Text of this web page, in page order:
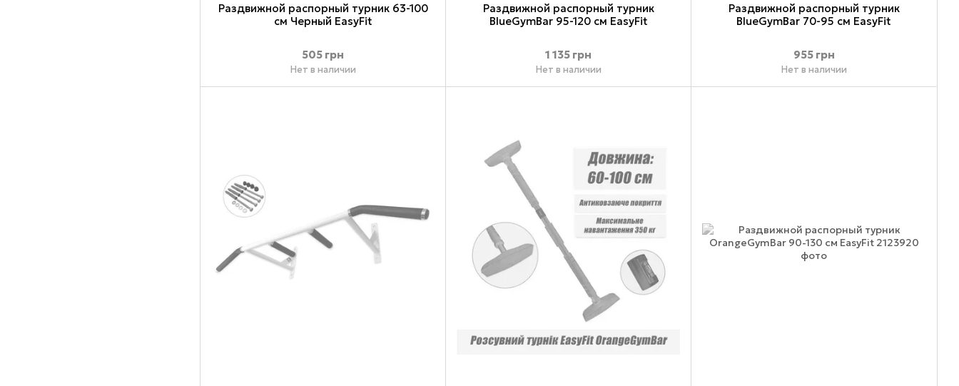
Раздвижной распорный турник 63-100
см Черный EasyFit
505 грн
Нет в наличии
Раздвижной распорный турник
BlueGymBar 95-120 см EasyFit
1 135 грн
Нет в наличии
Раздвижной распорный турник
BlueGymBar 70-95 см EasyFit
955 грн
Нет в наличии